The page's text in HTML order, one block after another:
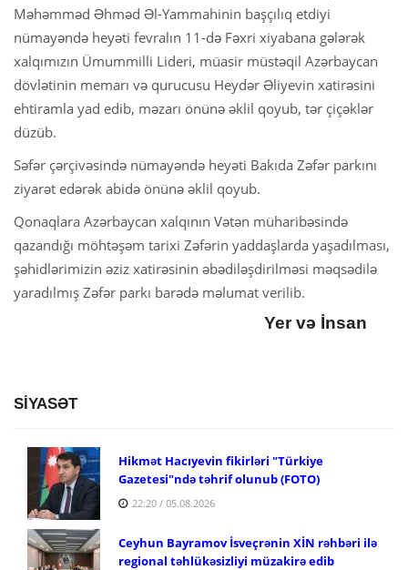
Məhəmməd Əhməd Əl-Yammahinin başçılıq etdiyi
nümayəndə heyəti fevralın 11-də Fəxri xiyabana gələrək
xalqımızın Ümummilli Lideri, müasir müstəqil Azərbaycan
dövlətinin memarı və qurucusu Heydər Əliyevin xatirəsini
ehtiramla yad edib, məzarı önünə əklil qoyub, tər çiçəklər
düzüb.
Səfər çərçivəsində nümayəndə heyəti Bakıda Zəfər parkını
ziyarət edərək abidə önünə əklil qoyub.
Qonaqlara Azərbaycan xalqının Vətən müharibəsində
qazandığı möhtəşəm tarixi Zəfərin yaddaşlarda yaşadılması,
şəhidlərimizin əziz xatirəsinin əbədiləşdirilməsi məqsədilə
yaradılmış Zəfər parkı barədə məlumat verilib.
Yer və İnsan
SİYASƏT
Hikmət Hacıyevin fikirləri "Türkiye
Gazetesi"ndə təhrif olunub (FOTO)
22:20 / 05.08.2026
Ceyhun Bayramov İsveçrənin XİN rəhbəri ilə
regional təhlükəsizliyi müzakirə edib